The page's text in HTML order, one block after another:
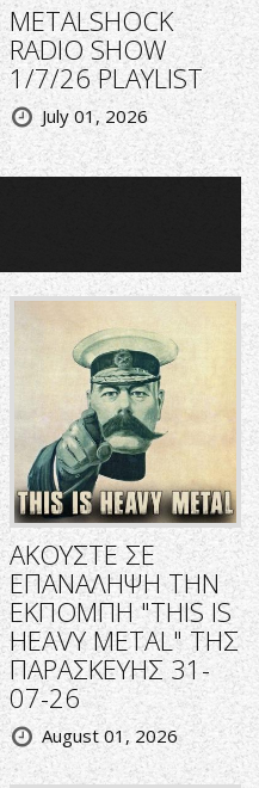
METALSHOCK
RADIO SHOW
1/7/26 PLAYLIST
July 01, 2026
ΑΚΟΥΣΤΕ ΣΕ
ΕΠΑΝΑΛΗΨΗ ΤΗΝ
ΕΚΠΟΜΠΗ "THIS IS
HEAVY METAL" ΤΗΣ
ΠΑΡΑΣΚΕΥΗΣ 31-
07-26
August 01, 2026